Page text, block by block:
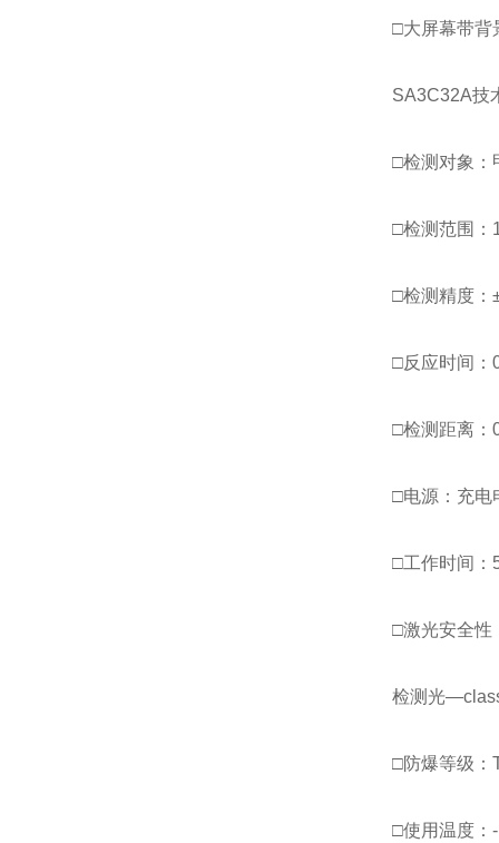
□大屏幕带背
SA3C32A技
□检测对象：
□检测范围：
□检测精度：
□反应时间：
□检测距离：
□电源：充电
□工作时间
□激光安全
检测光
□防爆等级：
□使用温度